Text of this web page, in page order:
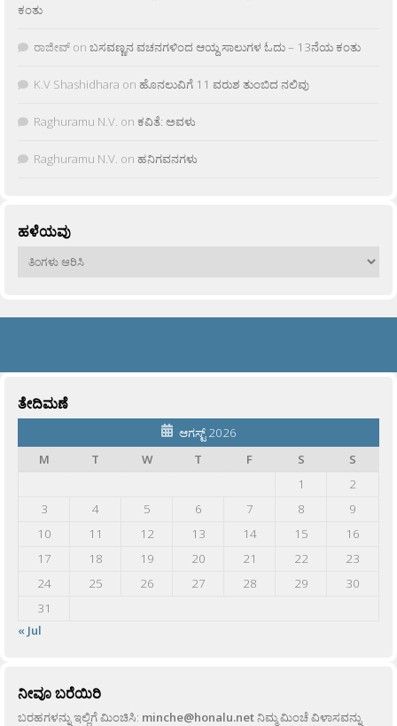
ಕಂತು
ರಾಜೀವ್ on ಬಸವಣ್ಣನ ವಚನಗಳಿಂದ ಆಯ್ದ ಸಾಲುಗಳ ಓದು – 13ನೆಯ ಕಂತು
K.V Shashidhara on ಹೊನಲುವಿಗೆ 11 ವರುಶ ತುಂಬಿದ ನಲಿವು
Raghuramu N.V. on ಕವಿತೆ: ಅವಳು
Raghuramu N.V. on ಹನಿಗವನಗಳು
ಹಳೆಯವು
ಹಳೆಯವು
ತೇದಿಮಣೆ
ಆಗಸ್ಟ್ 2026
M
T W T F S
S
1
2
3
4 5 6 7 8
9
10
11 12 13 14 15
16
17
18 19 20 21 22
23
24
25 26 27 28 29
30
31
« Jul
ನೀವೂ ಬರೆಯಿರಿ
ಬರಹಗಳನ್ನು ಇಲ್ಲಿಗೆ ಮಿಂಚಿಸಿ: minche@honalu.netನಿಮ್ಮ ಮಿಂಚೆ ವಿಳಾಸವನ್ನು